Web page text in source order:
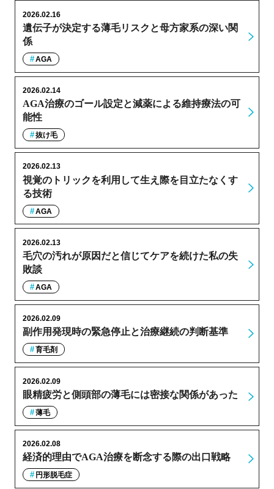
遺伝子が決定する薄毛リスクと母方家系の深い関
係
2026.02.16
AGA
AGA治療のゴール設定と減薬による維持療法の可
能性
2026.02.14
抜け毛
視覚のトリックを利用して生え際を目立たなくす
る技術
2026.02.13
AGA
毛穴の汚れが原因だと信じてケアを続けた私の失
敗談
2026.02.13
AGA
副作用発現時の緊急停止と治療継続の判断基準
2026.02.09
育毛剤
眼精疲労と側頭部の薄毛には密接な関係があった
2026.02.09
薄毛
経済的理由でAGA治療を断念する際の出口戦略
2026.02.08
円形脱毛症